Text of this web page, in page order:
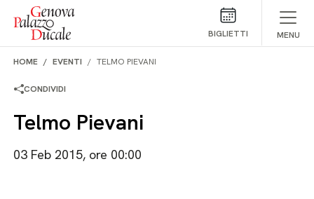
Salta al contenuto
BIGLIETTI MENU
HOME EVENTI TELMO PIEVANI
CONDIVIDI
Telmo Pievani
03 Feb 2015, ore 00:00